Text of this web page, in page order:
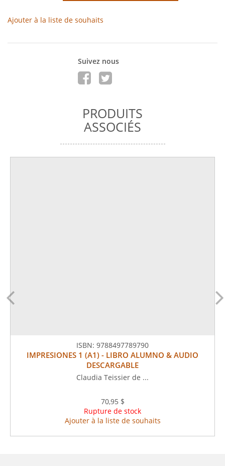
Ajouter à la liste de souhaits
Suivez nous
PRODUITS
ASSOCIÉS
ISBN: 9788497789790
IMPRESIONES 1 (A1) - LIBRO ALUMNO & AUDIO
DESCARGABLE
Claudia Teissier de ...
70,95 $
Rupture de stock
Ajouter à la liste de souhaits